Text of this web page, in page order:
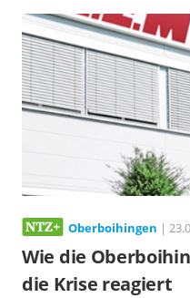
Oberboihingen |
Wie die
die Krise reagiert